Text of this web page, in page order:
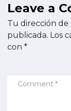
Leave a
Tu dirección de
publicada. Los
con *